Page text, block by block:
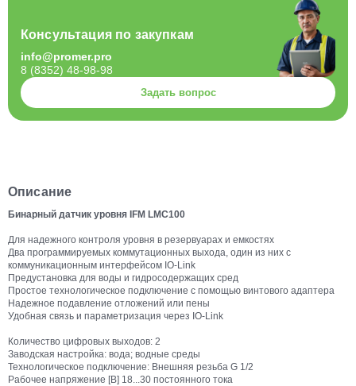
Описание
Бинарный датчик уровня IFM LMC100
Для надежного контроля уровня в резервуарах и емкостях
Два программируемых коммутационных выхода, один из них с
коммуникационным интерфейсом IO-Link
Предустановка для воды и гидросодержащих сред
Простое технологическое подключение с помощью винтового адаптера
Надежное подавление отложений или пены
Удобная связь и параметризация через IO-Link
Количество цифровых выходов: 2
Заводская настройка: вода; водные среды
Технологическое подключение: Внешняя резьба G 1/2
Рабочее напряжение [В] 18...30 постоянного тока
Консультация по закупкам
info@promer.pro
8 (8352) 48-98-98
Задать вопрос